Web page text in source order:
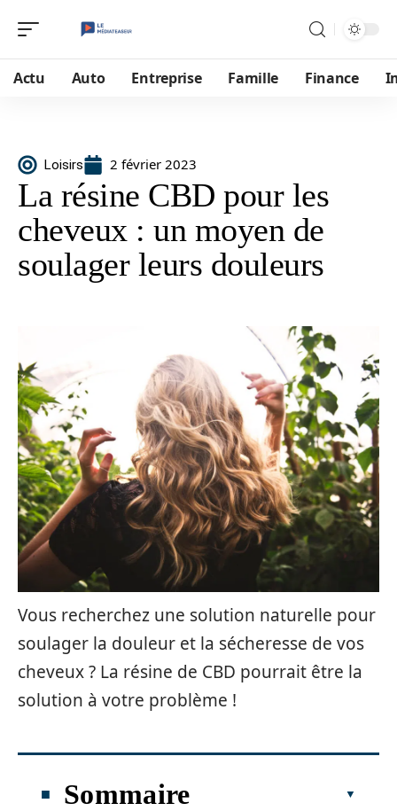
Actu Auto Entreprise Famille Finance
Loisirs 2 février 2023
La résine CBD pour les
cheveux : un moyen de
soulager leurs douleurs
Vous recherchez une solution naturelle pour
soulager la douleur et la sécheresse de vos
cheveux ? La résine de CBD pourrait être la
solution à votre problème !
Sommaire